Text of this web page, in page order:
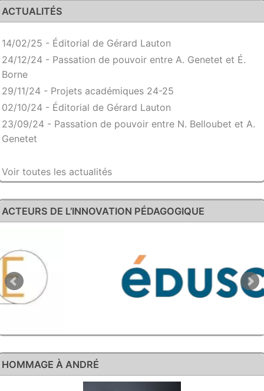
ACTUALITÉS
14/02/25 - Éditorial de Gérard Lauton
24/12/24 - Passation de pouvoir entre A. Genetet et É.
Borne
29/11/24 - Projets académiques 24-25
02/10/24 - Éditorial de Gérard Lauton
23/09/24 - Passation de pouvoir entre N. Belloubet et A.
Genetet
Voir toutes les actualités
ACTEURS DE L’INNOVATION PÉDAGOGIQUE
HOMMAGE À ANDRÉ